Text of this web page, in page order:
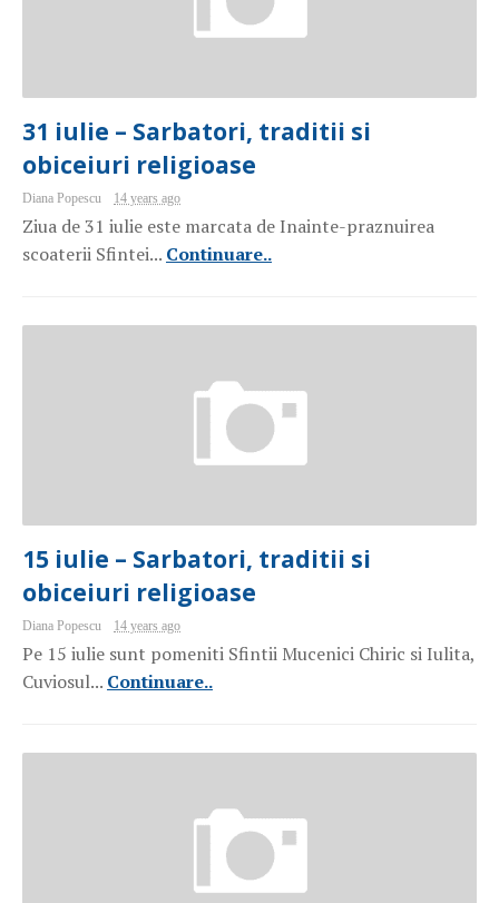
31 iulie – Sarbatori, traditii si
obiceiuri religioase
Diana Popescu 14 years ago
Ziua de 31 iulie este marcata de Inainte-praznuirea
scoaterii Sfintei... Continuare..
15 iulie – Sarbatori, traditii si
obiceiuri religioase
Diana Popescu 14 years ago
Pe 15 iulie sunt pomeniti Sfintii Mucenici Chiric si Iulita,
Cuviosul... Continuare..